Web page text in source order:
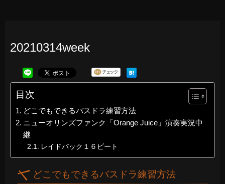
20210314week
目次
どこでもできるバスドラ練習方法
ニューオリンズファンク「Orange Juice」演奏実況中
継
レイドバック１６ビート
どこでもできるバスドラ練習方法